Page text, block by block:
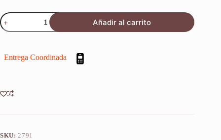
Soporte
P/
Protector
Yamaha
2003-
19
Añadir al carrito
Entrega Coordinada
SKU:2791